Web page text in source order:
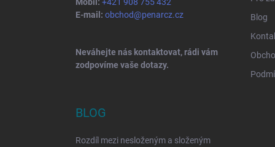
E-mail: obchod@penarcz.cz
Neváhejte nás kontaktovat, rádi vám
zodpovíme vaše dotazy.
Blog
BLOG
Rozdíl mezi nesloženým a složeným